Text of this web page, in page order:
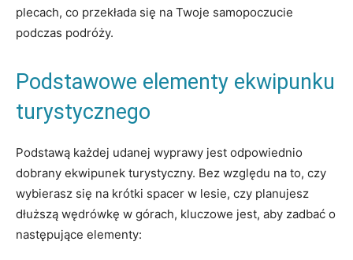
plecach, co przekłada się na Twoje samopoczucie
podczas podróży.
Podstawowe elementy ekwipunku
turystycznego
Podstawą każdej ‍udanej wyprawy jest odpowiednio⁢
dobrany ekwipunek turystyczny. Bez względu na to, czy
wybierasz się na krótki spacer w lesie, czy planujesz
dłuższą wędrówkę w górach, kluczowe jest, aby zadbać o
następujące elementy: